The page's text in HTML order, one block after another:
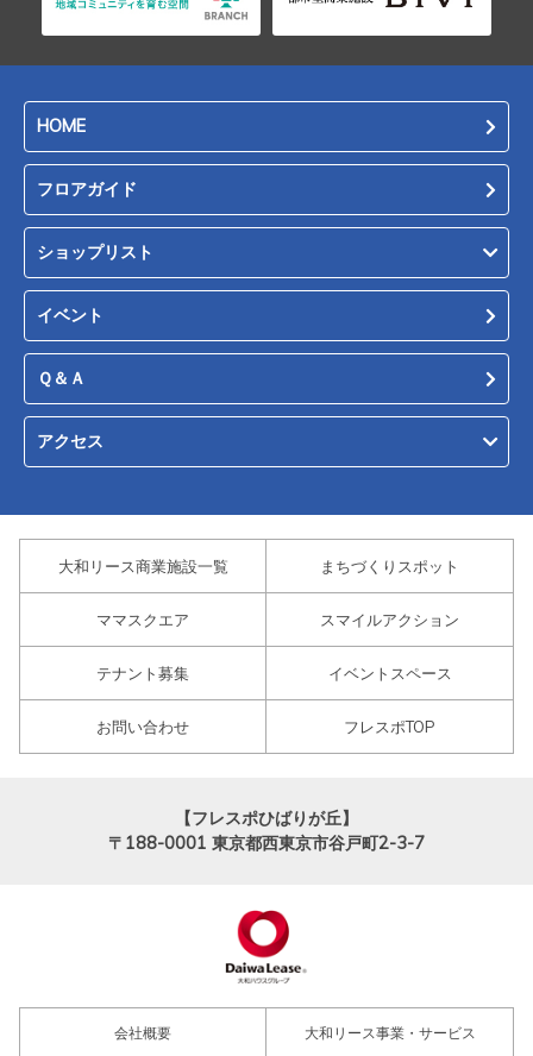
HOME
フロアガイド
ショップリスト
イベント
Ｑ＆Ａ
アクセス
大和リース商業施設一覧 まちづくりスポット
ママスクエア スマイルアクション
テナント募集 イベントスペース
お問い合わせ フレスポTOP
【フレスポひばりが丘】
〒188-0001 東京都西東京市谷戸町2-3-7
会社概要 大和リース事業・サービス